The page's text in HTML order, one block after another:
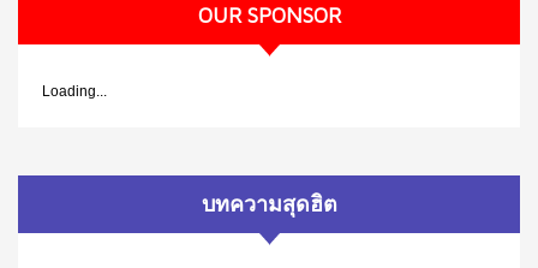
OUR SPONSOR
Loading...
บทความสุดฮิต